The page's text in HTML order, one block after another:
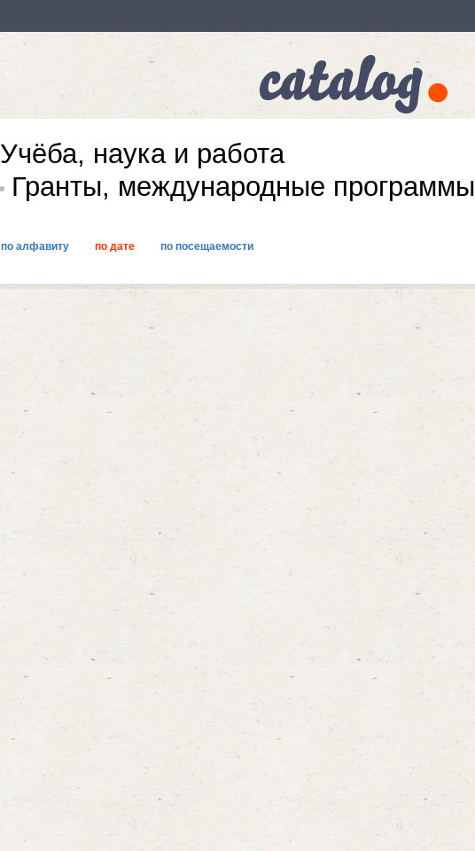
Учёба, наука и работа
Гранты, международные программы
по алфавиту по дате по посещаемости